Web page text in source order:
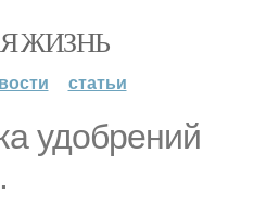
ЖИЗНЬ
статьи
удобрений